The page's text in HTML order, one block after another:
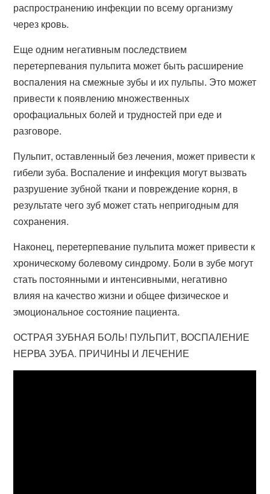
распространению инфекции по всему организму
через кровь.
Еще одним негативным последствием
перетерпевания пульпита может быть расширение
воспаления на смежные зубы и их пульпы. Это может
привести к появлению множественных
орофациальных болей и трудностей при еде и
разговоре.
Пульпит, оставленный без лечения, может привести к
гибели зуба. Воспаление и инфекция могут вызвать
разрушение зубной ткани и повреждение корня, в
результате чего зуб может стать непригодным для
сохранения.
Наконец, перетерпевание пульпита может привести к
хроническому болевому синдрому. Боли в зубе могут
стать постоянными и интенсивными, негативно
влияя на качество жизни и общее физическое и
эмоциональное состояние пациента.
ОСТРАЯ ЗУБНАЯ БОЛЬ! ПУЛЬПИТ, ВОСПАЛЕНИЕ
НЕРВА ЗУБА. ПРИЧИНЫ И ЛЕЧЕНИЕ